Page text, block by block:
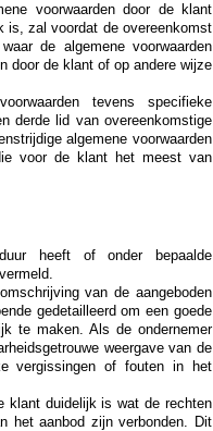
voorwaarden door de klant
is, zal voordat de overeenkomst
de algemene voorwaarden
door de klant of op andere wijze
tevens specifieke
derde lid van overeenkomstige
algemene voorwaarden
voor de klant het meest van
heeft of onder bepaalde
van de aangeboden
gedetailleerd om een goede
te maken. Als de ondernemer
weergave van de
vergissingen of fouten in het
klant duidelijk is wat de rechten
het aanbod zijn verbonden. Dit